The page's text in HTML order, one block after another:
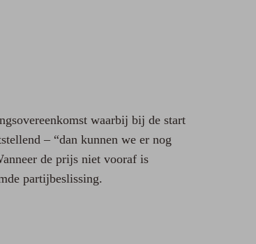
waarbij bij de start
– “dan kunnen we er nog
de prijs niet vooraf is
partijbeslissing.